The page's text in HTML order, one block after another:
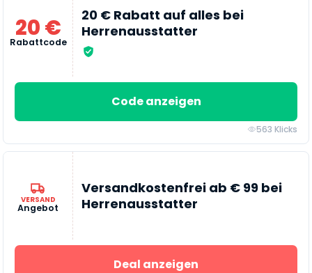
20 €
Rabattcode
20 € Rabatt auf alles bei
Herrenausstatter
Code anzeigen
563 Klicks
VERSAND
Angebot
Versandkostenfrei ab € 99 bei
Herrenausstatter
Deal anzeigen